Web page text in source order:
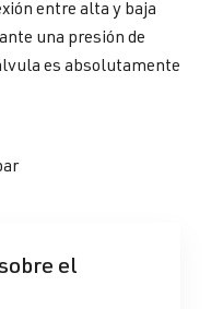
entre alta y baja
una presión de
es absolutamente
el